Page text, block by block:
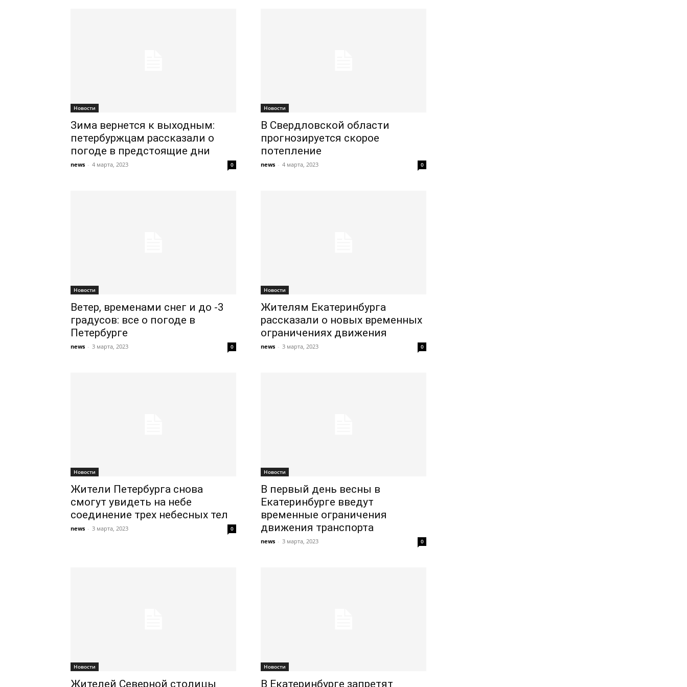
Новости
Зима вернется к выходным:
петербуржцам рассказали о
погоде в предстоящие дни
news - 4 марта, 2023 0
Новости
В Свердловской области
прогнозируется скорое
потепление
news - 4 марта, 2023 0
Новости
Ветер, временами снег и до -3
градусов: все о погоде в
Петербурге
news - 3 марта, 2023 0
Новости
Жителям Екатеринбурга
рассказали о новых временных
ограничениях движения
news - 3 марта, 2023 0
Новости
Жители Петербурга снова
смогут увидеть на небе
соединение трех небесных тел
news - 3 марта, 2023 0
Новости
В первый день весны в
Екатеринбурге введут
временные ограничения
движения транспорта
news - 3 марта, 2023 0
Новости
Жителей Северной столицы
Новости
В Екатеринбурге запретят